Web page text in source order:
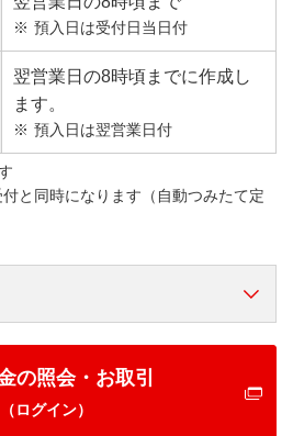
預入日は受付日当日付
翌営業日の8時頃までに作成し
ます。
預入日は翌営業日付
と同時になります（自動つみたて定
の照会・お取引
（ログイン）